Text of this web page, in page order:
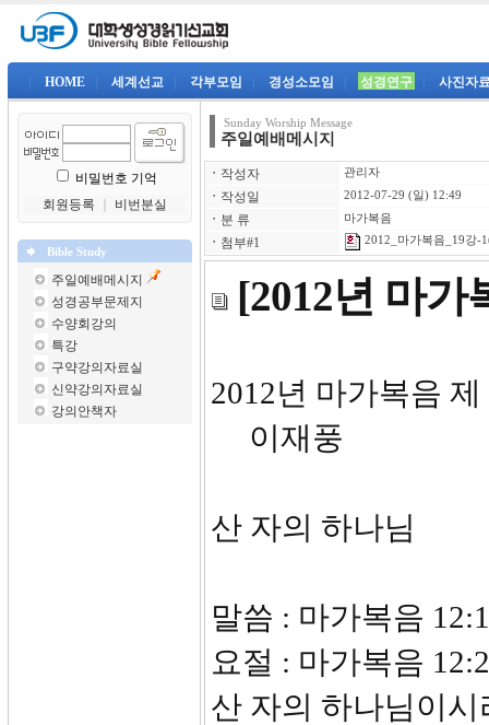
HOME 세계선교 각부모임 경성소모임 성경연구 사진자
비밀번호 기억
회원등록
비번분실
Bible Study
주일예배메시지
성경공부문제지
수양회강의
특강
구약강의자료실
신약강의자료실
강의안책자
Sunday Worship Message
주일예배메시지
ㆍ 작성자 관리자
ㆍ 작성일 2012-07-29 (일) 12:49
ㆍ 분 류 마가복음
ㆍ 첨부#1 2012_마가복음_19강-
[2012년 마가
2012년
이재풍
산 자의 하나님
말씀 : 마가복음
요절 : 마가복음
산 자의 하나님이